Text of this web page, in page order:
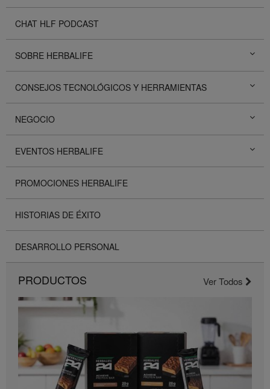
CHAT HLF PODCAST
SOBRE HERBALIFE
CONSEJOS TECNOLÓGICOS Y HERRAMIENTAS
NEGOCIO
EVENTOS HERBALIFE
PROMOCIONES HERBALIFE
HISTORIAS DE ÉXITO
DESARROLLO PERSONAL
PRODUCTOS Ver Todos